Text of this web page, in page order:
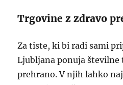
Trgovine z zdravo
Za tiste, ki bi radi sami
Ljubljana ponuja številne
prehrano. V njih lahko